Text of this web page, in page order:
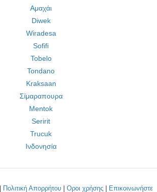
Αμαχάι
Diwek
Wiradesa
Sofifi
Tobelo
Tondano
Kraksaan
Σίμαραπουρα
Mentok
Seririt
Trucuk
Ινδονησία
Πολιτική Απορρήτου Οροι χρήσης Επικοινωνήστε